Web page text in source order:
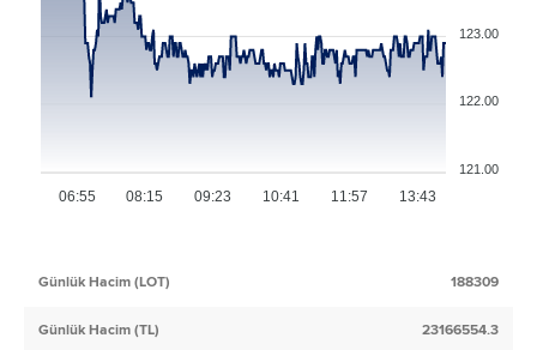
123.00
122.00
121.00
06:55 08:15 09:23 10:41 11:57 13:43
Günlük Hacim (LOT) 188309
Günlük Hacim (TL) 23166554.3